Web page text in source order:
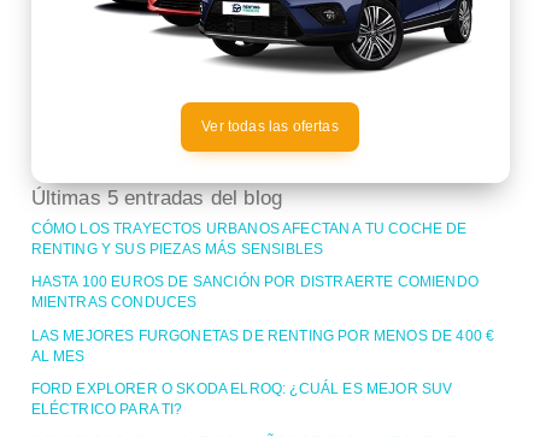
Ver todas las ofertas
Últimas 5 entradas del blog
CÓMO LOS TRAYECTOS URBANOS AFECTAN A TU COCHE DE
RENTING Y SUS PIEZAS MÁS SENSIBLES
HASTA 100 EUROS DE SANCIÓN POR DISTRAERTE COMIENDO
MIENTRAS CONDUCES
LAS MEJORES FURGONETAS DE RENTING POR MENOS DE 400 €
AL MES
FORD EXPLORER O SKODA ELROQ: ¿CUÁL ES MEJOR SUV
ELÉCTRICO PARA TI?